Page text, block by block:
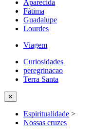
Aparecida
Fátima
Guadalupe
Lourdes
Viagem
Curiosidades
peregrinacao
Terra Santa
✕
Espiritualidade >
Nossas cruzes